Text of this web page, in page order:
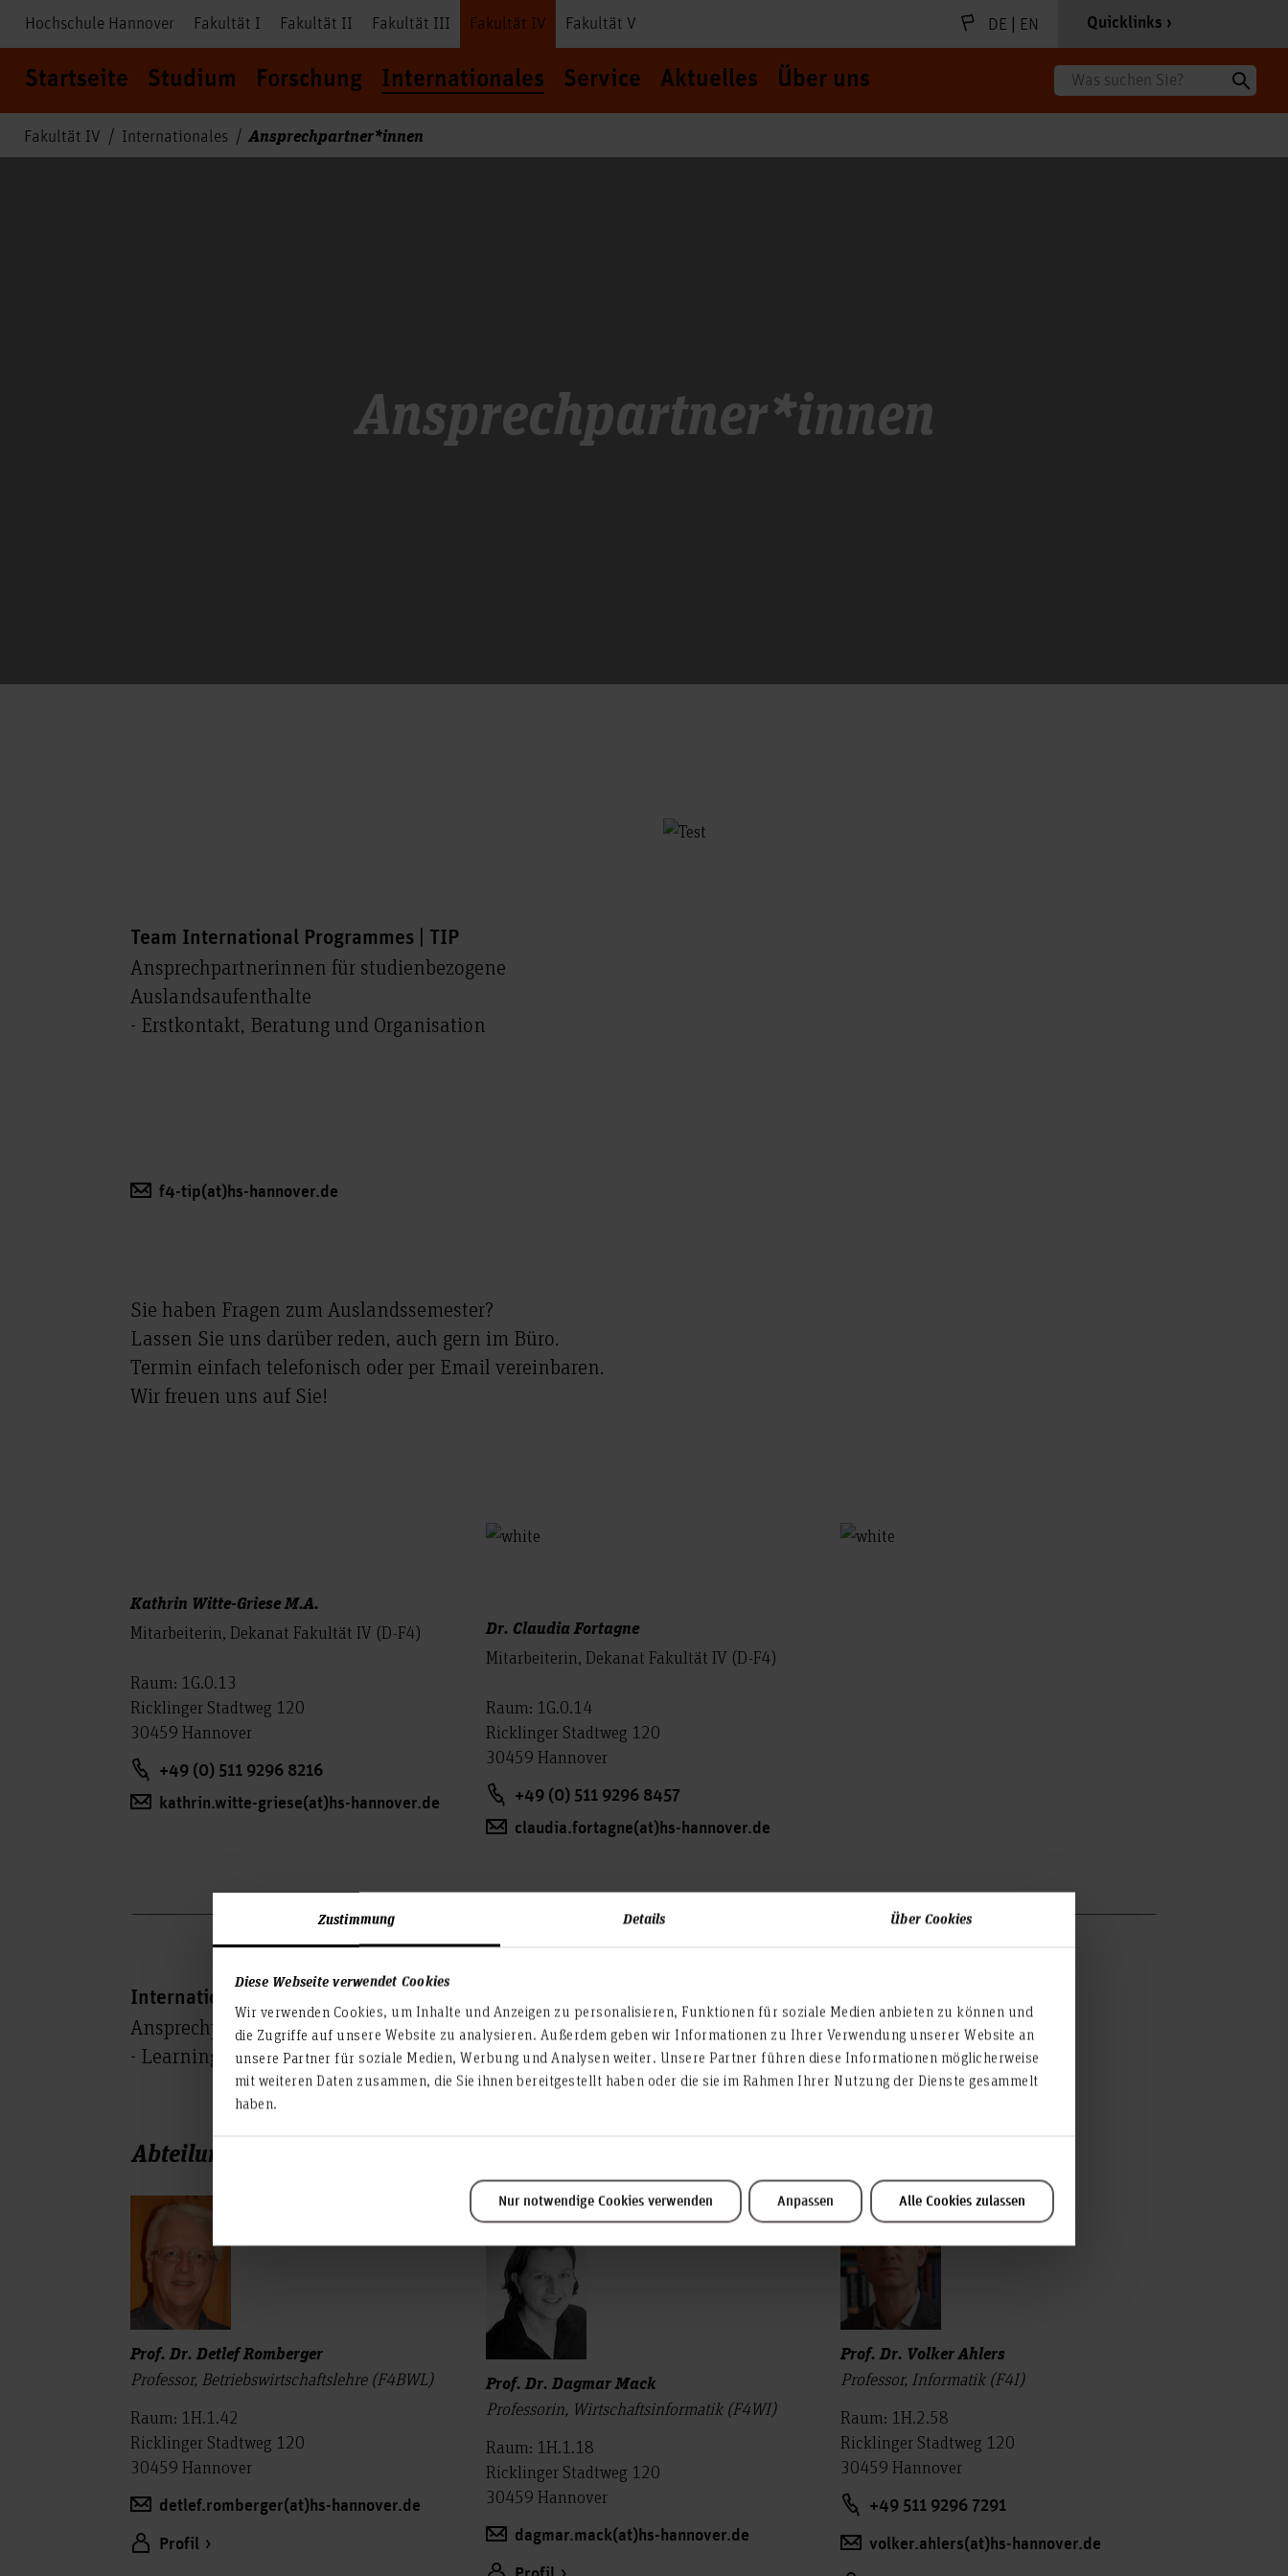
Zustimmung Details Über Cookies
Diese Webseite verwendet Cookies
Wir verwenden Cookies, um Inhalte und Anzeigen zu personalisieren, Funktionen für soziale Medien anbieten zu können und
die Zugriffe auf unsere Website zu analysieren. Außerdem geben wir Informationen zu Ihrer Verwendung unserer Website an
unsere Partner für soziale Medien, Werbung und Analysen weiter. Unsere Partner führen diese Informationen möglicherweise
mit weiteren Daten zusammen, die Sie ihnen bereitgestellt haben oder die sie im Rahmen Ihrer Nutzung der Dienste gesammelt
haben.
Nur notwendige Cookies verwenden Anpassen Alle Cookies zulassen
Hochschule Hannover Fakultät I Fakultät II Fakultät III Fakultät IV Fakultät V DE | EN Quicklinks
Startseite Studium Forschung Internationales Service Aktuelles Über uns Suche
Fakultät IV Internationales Ansprechpartner*innen
Ansprechpartner*innen
Team International Programmes | TIP
Ansprechpartnerinnen für studienbezogene
Auslandsaufenthalte
- Erstkontakt, Beratung und Organisation
f4-tip(at)hs-hannover.de
Sie haben Fragen zum Auslandssemester?
Lassen Sie uns darüber reden, auch gern im Büro.
Termin einfach telefonisch oder per Email vereinbaren.
Wir freuen uns auf Sie!
Kathrin Witte-Griese M.A.
Mitarbeiterin, Dekanat Fakultät IV (D-F4)
Raum: 1G.0.13
Ricklinger Stadtweg 120
30459 Hannover
+49 (0) 511 9296 8216
kathrin.witte-griese(at)hs-hannover.de
Dr. Claudia Fortagne
Mitarbeiterin, Dekanat Fakultät IV (D-F4)
Raum: 1G.0.14
Ricklinger Stadtweg 120
30459 Hannover
+49 (0) 511 9296 8457
claudia.fortagne(at)hs-hannover.de
International Coordinators
Ansprechpartner*innen für fachliche Fragen
- Learning Agreement, Anerkennung
Abteilung Betriebswirtschaft
Prof. Dr. Detlef Romberger
Professor, Betriebswirtschaftslehre (F4BWL)
Raum: 1H.1.42
Ricklinger Stadtweg 120
30459 Hannover
detlef.romberger(at)hs-hannover.de
Profil
Wirtschaftsinformatik
Prof. Dr. Dagmar Mack
Professorin, Wirtschaftsinformatik (F4WI)
Raum: 1H.1.18
Ricklinger Stadtweg 120
30459 Hannover
dagmar.mack(at)hs-hannover.de
Prof. Dr. Volker Ahlers
Professor, Informatik (F4I)
Raum: 1H.2.58
Ricklinger Stadtweg 120
30459 Hannover
+49 511 9296 7291
volker.ahlers(at)hs-hannover.de